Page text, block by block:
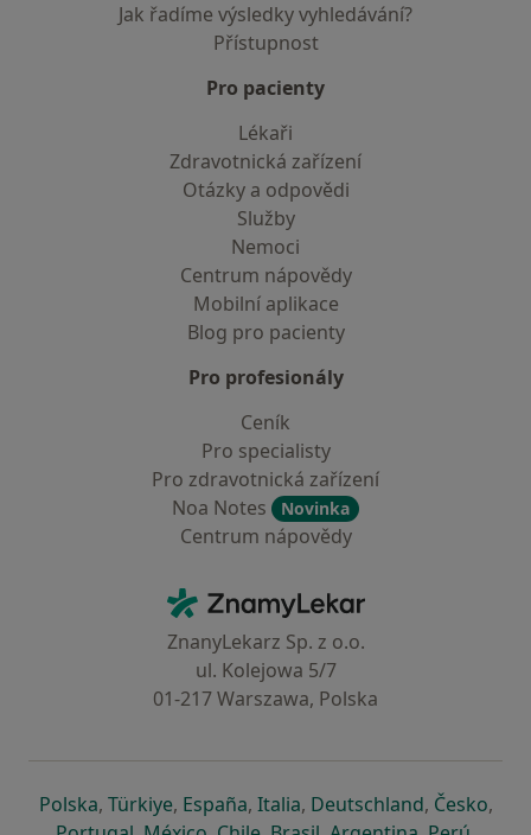
Jak řadíme výsledky vyhledávání?
Přístupnost
Pro pacienty
Lékaři
Zdravotnická zařízení
Otázky a odpovědi
Služby
Nemoci
Centrum nápovědy
Mobilní aplikace
Blog pro pacienty
Pro profesionály
Ceník
Pro specialisty
Pro zdravotnická zařízení
Noa Notes
Novinka
Centrum nápovědy
ZnamyLekar - Hlavní stránka
ZnanyLekarz Sp. z o.o.
ul. Kolejowa 5/7
01-217 Warszawa, Polska
Polskase otevře v nové záložce
, Türkiyese otevře v nové záložce
, Españase otevře v nové záložce
, Italiase otevře v nové záložce
, Deutschlandse otevře v
, Českose
,